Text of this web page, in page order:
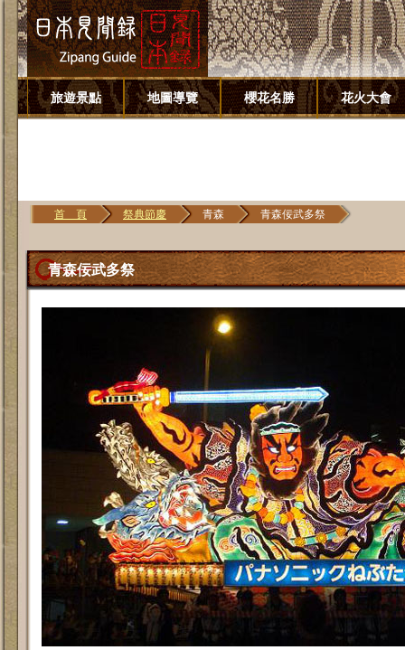
旅遊景點 地圖導覽 櫻花名勝 花火大會
首 頁 祭典節慶 青森 青森佞武多祭
青森佞武多祭